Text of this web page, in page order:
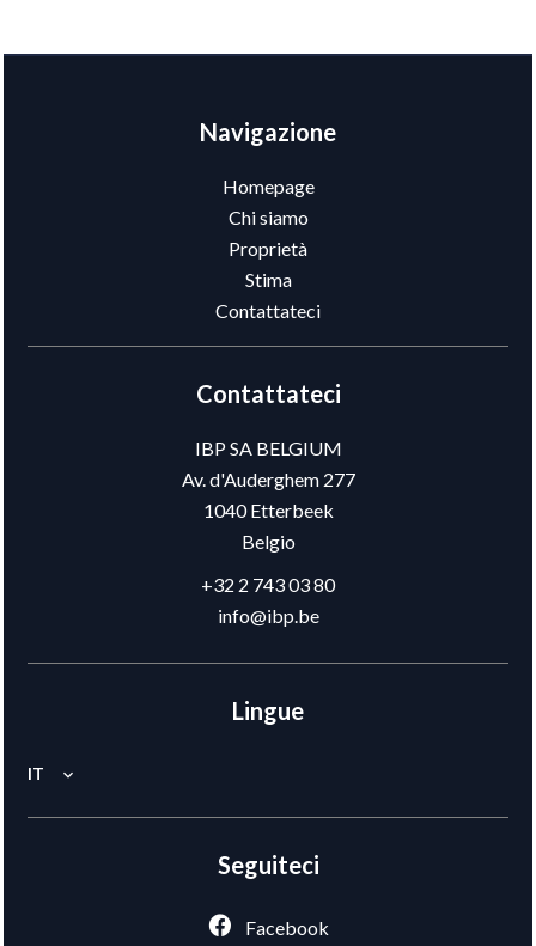
Navigazione
Homepage
Chi siamo
Proprietà
Stima
Contattateci
Contattateci
IBP SA BELGIUM
Av. d'Auderghem 277
1040Etterbeek
Belgio
+32 2 743 03 80
info@ibp.be
Lingue
IT
Seguiteci
Facebook